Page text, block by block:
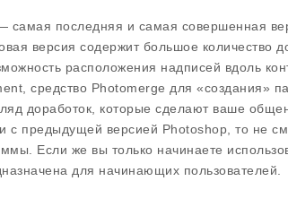
последняя и самая совершенная
версия содержит большое количество
расположения надписей вдоль
средство Photomerge для «создания»
доработок, которые сделают ваше
с предыдущей версией Photoshop, то не
Если же вы только начинаете
для начинающих пользователей.